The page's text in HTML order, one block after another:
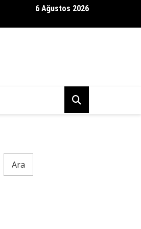
“Neden Babamın
6 Ağustos 2026
Ara